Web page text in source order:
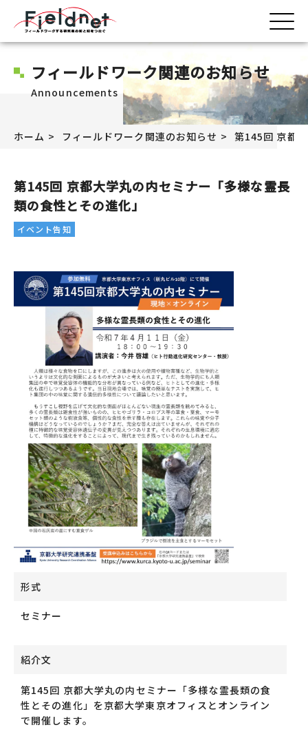
フィールドワーク関連のお知らせ
Announcements
ホーム フィールドワーク関連のお知らせ 第145回 京都
第145回 京都大学丸の内セミナー「多様な霊長
類の食性とその進化」
イベント告知
形式
セミナー
紹介文
第145回 京都大学丸の内セミナー「多様な霊長類の食
性とその進化」を京都大学東京オフィスとオンライン
で開催します。